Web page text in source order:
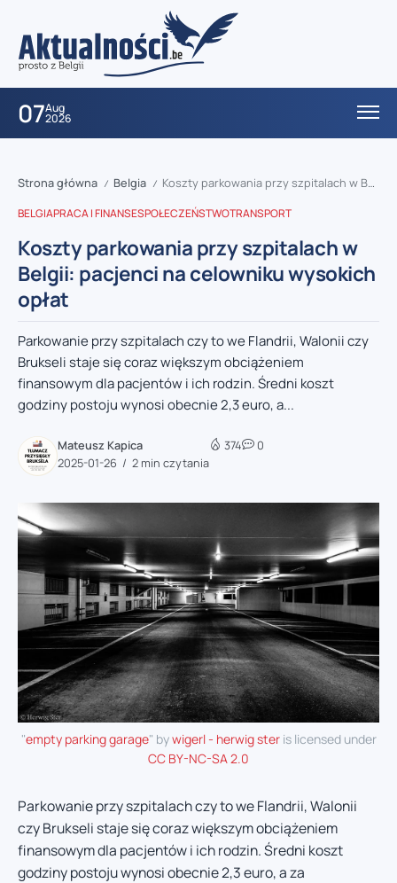
07Aug
2026
Strona główna / Belgia / Koszty parkowania przy szpitalach w Belgii: pacjenci na celowniku wysokich opłat
BELGIAPRACA I FINANSESPOŁECZEŃSTWOTRANSPORT
Koszty parkowania przy szpitalach w
Belgii: pacjenci na celowniku wysokich
opłat
Parkowanie przy szpitalach czy to we Flandrii, Walonii czy
Brukseli staje się coraz większym obciążeniem
finansowym dla pacjentów i ich rodzin. Średni koszt
godziny postoju wynosi obecnie 2,3 euro, a...
Mateusz Kapica
2025-01-26
2 min czytania
374 0
"empty parking garage" bywigerl - herwig steris licensed under
CC BY-NC-SA 2.0
Parkowanie przy szpitalach czy to we Flandrii, Walonii
czy Brukseli staje się coraz większym obciążeniem
finansowym dla pacjentów i ich rodzin. Średni koszt
godziny postoju wynosi obecnie 2,3 euro, a za